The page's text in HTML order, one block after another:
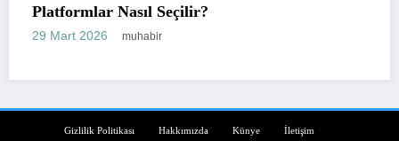
Platformlar Nasıl Seçilir?
29 Mart 2026 muhabir
Gizlilik Politikası Hakkımızda Künye İletişim